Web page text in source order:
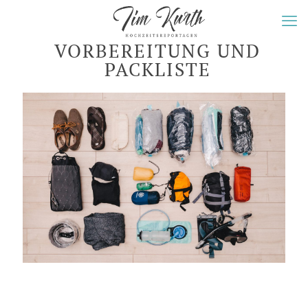
VORBEREITUNG UND
PACKLISTE